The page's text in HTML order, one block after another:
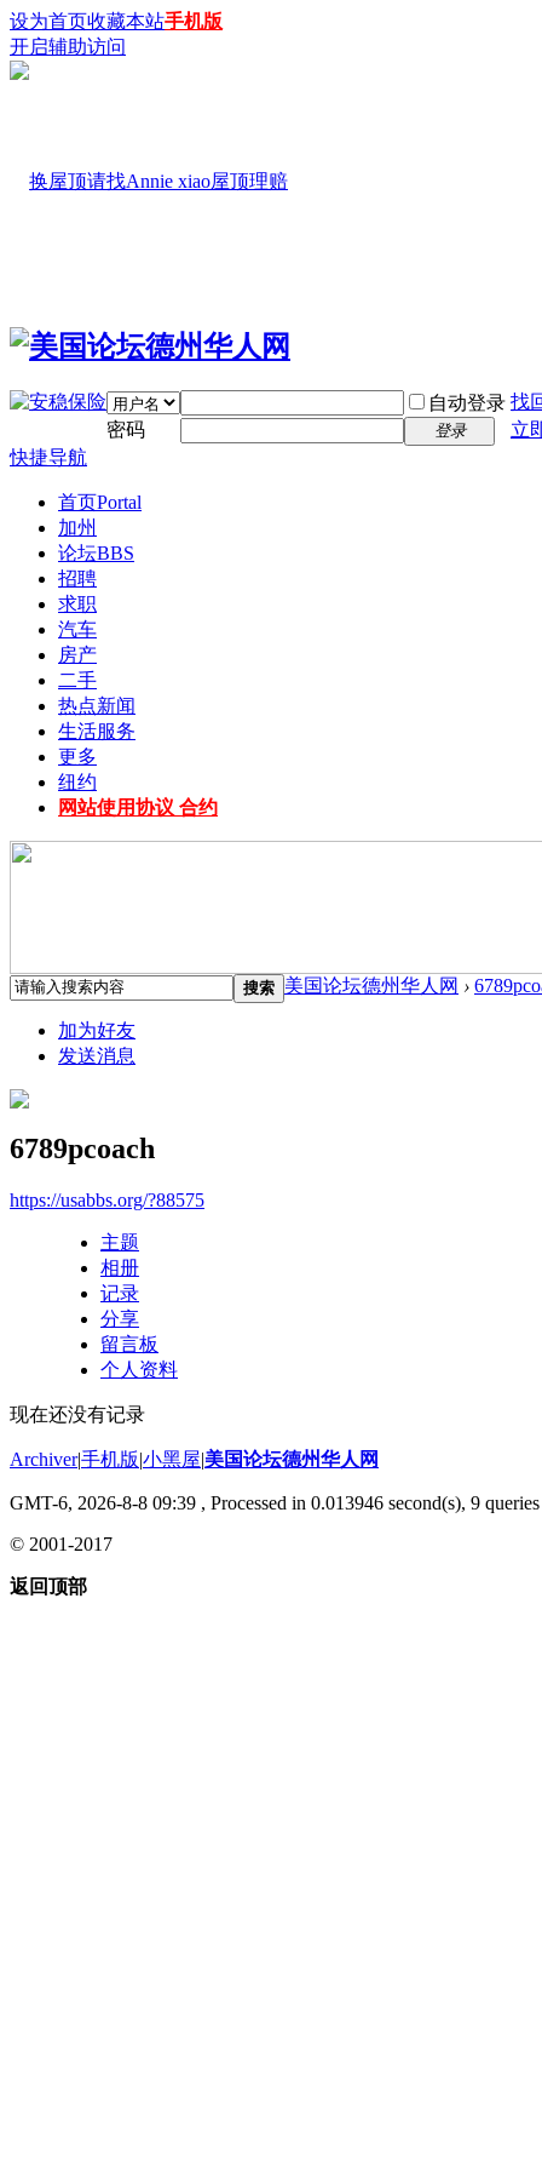
设为首页收藏本站手机版
开启辅助访问
自动登录 找
密码
登录
立
快捷导航
首页Portal
加州
论坛BBS
招聘
求职
汽车
房产
二手
热点新闻
生活服务
更多
纽约
网站使用协议 合约
搜索 美国论坛德州华人网 ›
加为好友
发送消息
6789pcoach
https://usabbs.org/?88575
主题
相册
记录
分享
留言板
个人资料
现在还没有记录
Archiver|手机版|小黑屋|美国论坛德州华人网
GMT-6, 2026-8-8 09:39 , Processed in 0.013946 second(s), 9
© 2001-2017
返回顶部